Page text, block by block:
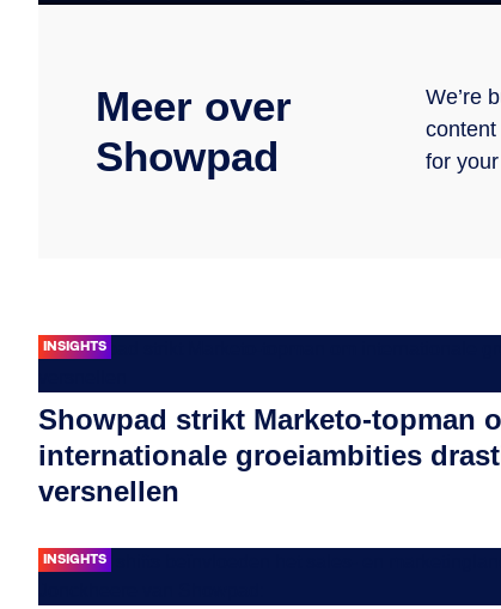
Meer over
Showpad
We’re
for
INSIGHTS
Showpad strikt Marketo-topman
internationale groeiambities
versnellen
INSIGHTS